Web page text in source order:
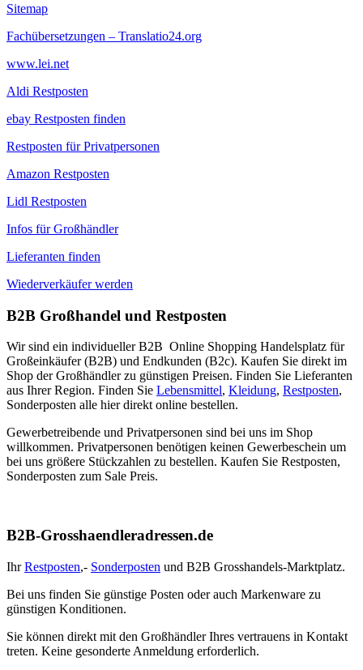
Sitemap
Fachübersetzungen – Translatio24.org
www.lei.net
Aldi Restposten
ebay Restposten finden
Restposten für Privatpersonen
Amazon Restposten
Lidl Restposten
Infos für Großhändler
Lieferanten finden
Wiederverkäufer werden
B2B Großhandel und Restposten
Wir sind ein individueller B2B Online Shopping Handelsplatz für
Großeinkäufer (B2B) und Endkunden (B2c). Kaufen Sie direkt im
Shop der Großhändler zu günstigen Preisen. Finden Sie Lieferanten
aus Ihrer Region. Finden Sie Lebensmittel, Kleidung, Restposten,
Sonderposten alle hier direkt online bestellen.
Gewerbetreibende und Privatpersonen sind bei uns im Shop
willkommen. Privatpersonen benötigen keinen Gewerbeschein um
bei uns größere Stückzahlen zu bestellen. Kaufen Sie Restposten,
Sonderposten zum Sale Preis.
B2B-Grosshaendleradressen.de
IhrRestposten,- Sonderposten und B2B Grosshandels-Marktplatz.
Bei uns finden Sie günstige Posten oder auch Markenware zu
günstigen Konditionen.
Sie können direkt mit den Großhändler Ihres vertrauens in Kontakt
treten. Keine gesonderte Anmeldung erforderlich.